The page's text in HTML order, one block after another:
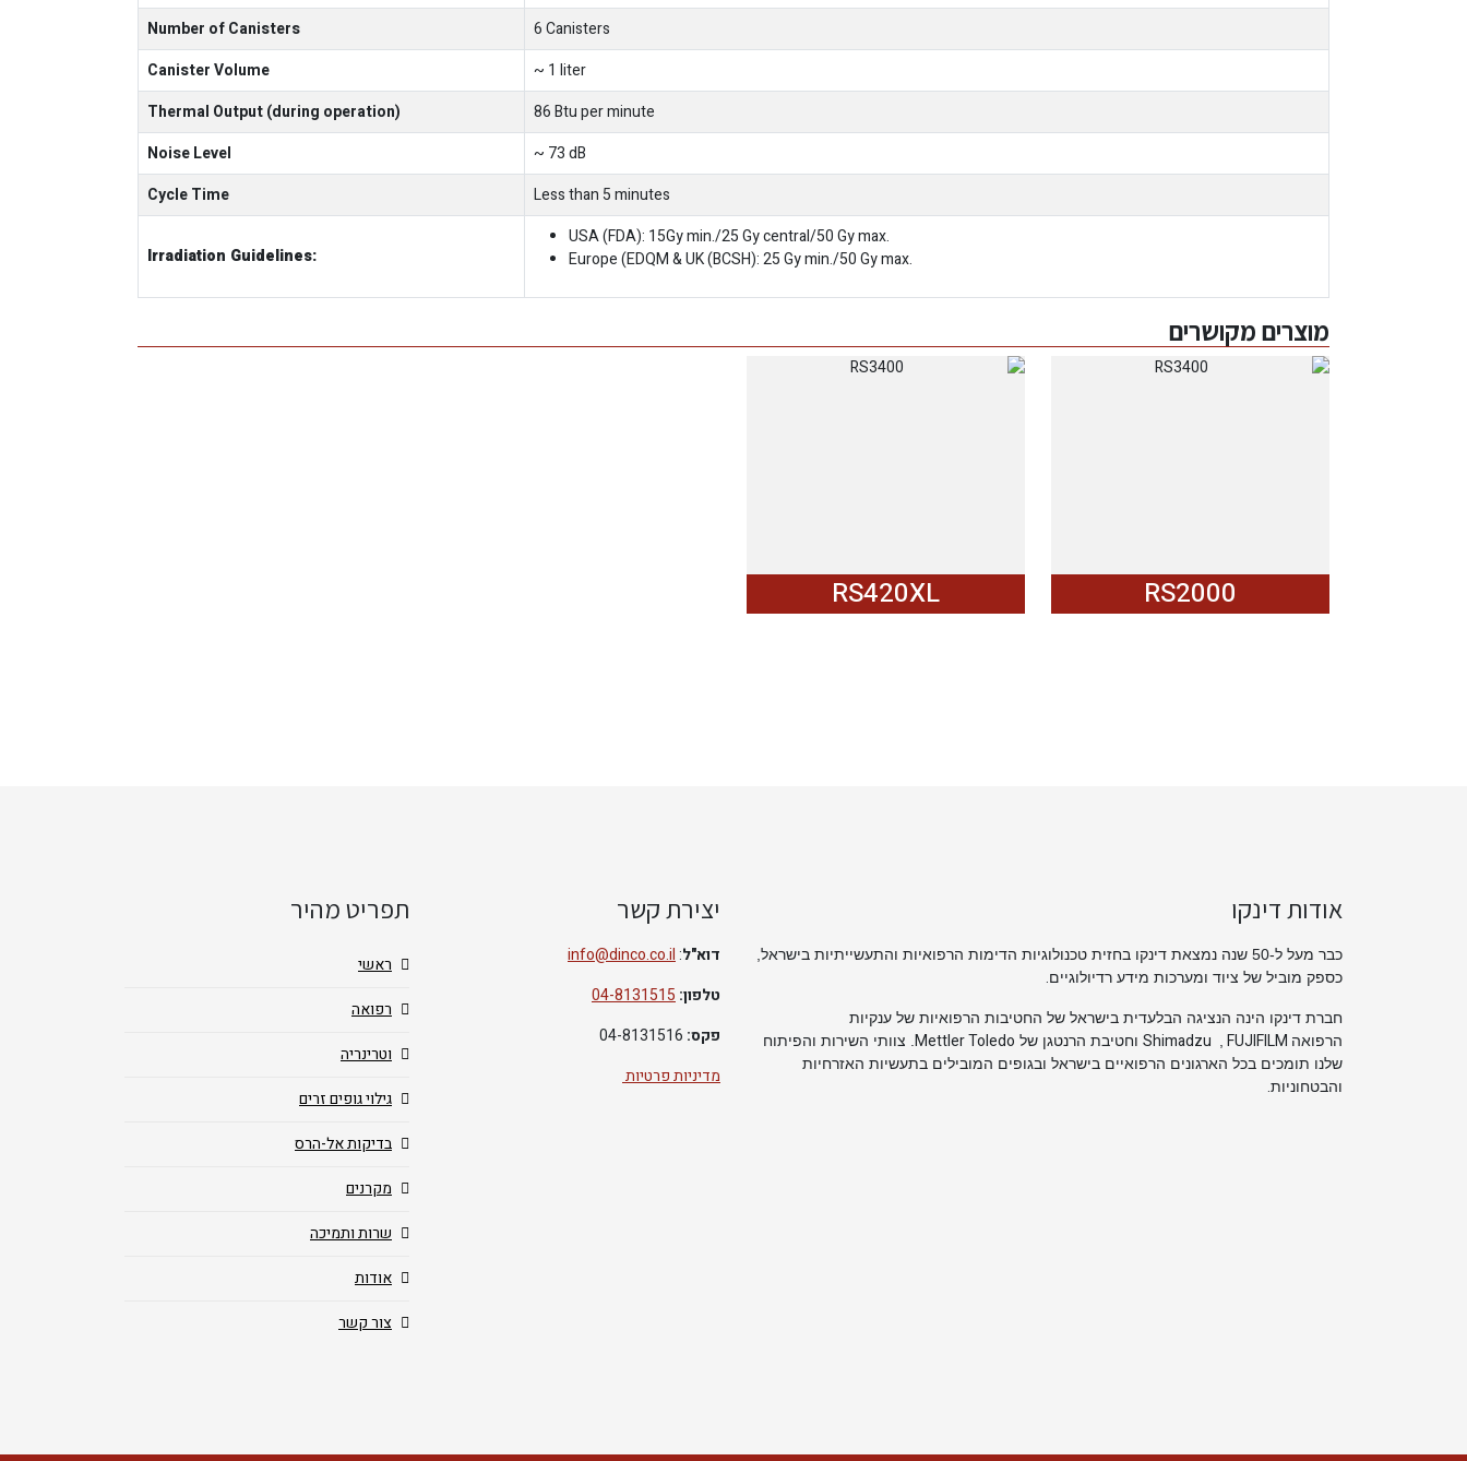
Number of Canisters
6 Canisters
Canister Volume
~ 1 liter
Thermal Output (during operation)
86 Btu per minute
Noise Level
~ 73 dB
Cycle Time
Less than 5 minutes
Irradiation Guidelines:
USA (FDA): 15Gy min./25 Gy central/50 Gy max.
Europe (EDQM & UK (BCSH): 25 Gy min./50 Gy max.
מוצרים מקושרים
RS2000
RS420XL
אודות דינקו
כבר מעל ל-50 שנה נמצאת דינקו בחזית טכנולוגיות הדימות הרפואיות והתעשייתיות בישראל,
כספק מוביל של ציוד ומערכות מידע רדיולוגיים.
חברת דינקו הינה הנציגה הבלעדית בישראל של החטיבות הרפואיות של ענקיות
הרפואה FUJIFILM
Shimadzu וחטיבת הרנטגן של Mettler Toledo . צוותי השירות והפיתוח
שלנו תומכים בכל הארגונים הרפואיים בישראל ובגופים המובילים בתעשיות האזרחיות
והבטחוניות.
יצירת קשר
דוא"ל:
info@dinco.co.il
טלפון: 04-8131515
פקס:
מדיניות פרטיות
תפריט מהיר
ראשי
רפואה
וטרינריה
גילוי גופים זרים
בדיקות אל-הרס
מקרנים
שרות ותמיכה
אודות
צור קשר